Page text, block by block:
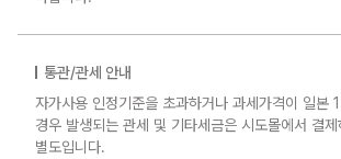
통관/관세 안내
자가사용 인정기준을 초과하거나 과세가격이 일본
경우 발생되는 관세 및 기타세금은 시도몰에서 결
별도입니다.